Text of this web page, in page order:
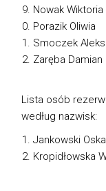
Nowak Wiktoria
Porazik Oliwia
Smoczek
Zaręba Damian
Lista osób
według nazwisk:
Jankowski
Kropidłowska